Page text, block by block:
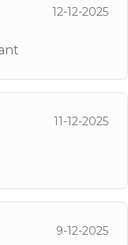
12-12-2025
11-12-2025
9-12-2025